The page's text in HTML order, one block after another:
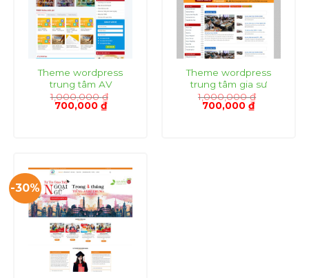
Theme wordpress
trung tâm AV
1,000,000₫
Giá
700,000 ₫Giá
hiện
Theme wordpress
trung tâm gia sư
1,000,000₫
Giá
700,000₫Giá
hiện
-30%